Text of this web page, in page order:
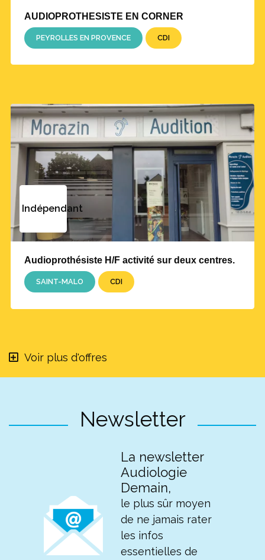
AUDIOPROTHESISTE EN CORNER
PEYROLLES EN PROVENCE CDI
Indépendant
Audioprothésiste H/F activité sur deux centres.
SAINT-MALO CDI
Voir plus d'offres
Newsletter
La newsletter
Audiologie
Demain,
le plus sûr moyen
de ne jamais rater
les infos
essentielles de